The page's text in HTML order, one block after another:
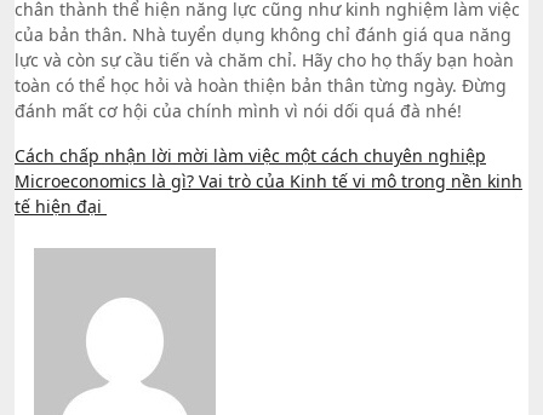
chân thành thể hiện năng lực cũng như kinh nghiệm làm việc
của bản thân. Nhà tuyển dụng không chỉ đánh giá qua năng
lực và còn sự cầu tiến và chăm chỉ. Hãy cho họ thấy bạn hoàn
toàn có thể học hỏi và hoàn thiện bản thân từng ngày. Đừng
đánh mất cơ hội của chính mình vì nói dối quá đà nhé!
Post
navigation
Cách chấp nhận lời mời làm việc một cách chuyên nghiệp
Microeconomics là gì? Vai trò của Kinh tế vi mô trong nền kinh
tế hiện đại